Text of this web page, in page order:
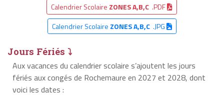
Calendrier Scolaire ZONES A,B,C .PDF
Calendrier Scolaire ZONES A,B,C.JPG
Jours Fériés ⤵
Aux vacances du calendrier scolaire s’ajoutent les jours
fériés aux congés de Rochemaure en 2027 et 2028, dont
voici les dates :